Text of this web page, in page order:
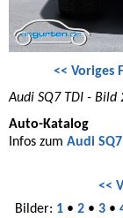
<< Voriges
Audi SQ7 TDI - Bild
Auto-Katalog
Infos zum Audi SQ7
<<
Bilder: 1• 2• 3•